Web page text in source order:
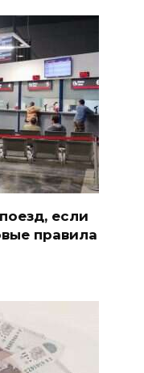
если
правила